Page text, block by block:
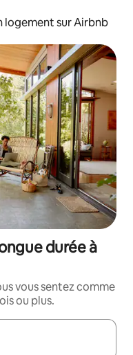
logement sur Airbnb
durée à
vous sentez comme
ou plus.
les flèches vers le